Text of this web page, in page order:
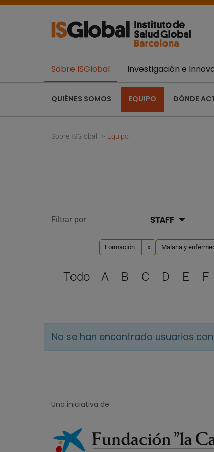
Sobre ISGlobal
QUIÉNES SOMOS EQUIPO DÓNDE
Investigación e
Sobre ISGlobal Equipo
Filtrar por STAFF
Formación x Malaria y
Todo A B C D E F
No se han encontrado usuarios
Una iniciativa de